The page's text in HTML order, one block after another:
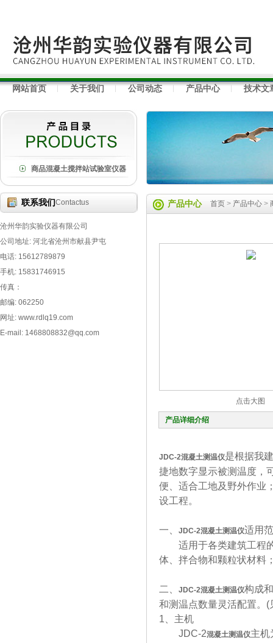
网站首页 关于我们 公司动态 产品中心 技术文
商品混凝土搅拌站试验室仪器
联系我们Contactus
沧州华韵实验仪器有限公司
公司地址: 河北省沧州市献县尹屯
电话: 15612789879
手机: 15831746915
传真：
邮编: 062250
网址: www.rdlq19.com
E-mail: 1468808832@qq.com
产品中心 首页 > 产品中心 >
点击大图
产品详细介绍
JDC-2混凝土测温仪是根据我
捷地数字显示被测温度，
便、适合工地及野外作业
设工程。
一、 JDC-2混凝土测温仪适用
适用于各类建筑工程的
体、拌合物和颗粒状材料
二、 JDC-2混凝土测温仪构成
和测温点数量灵活配置。
1、主机
JDC-2混凝土测温仪主机